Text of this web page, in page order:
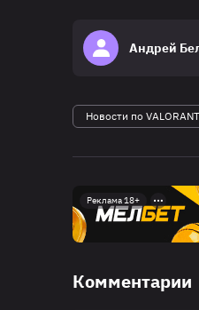
Андрей
Новости по VALORANT
Реклама 18+
Комментарии